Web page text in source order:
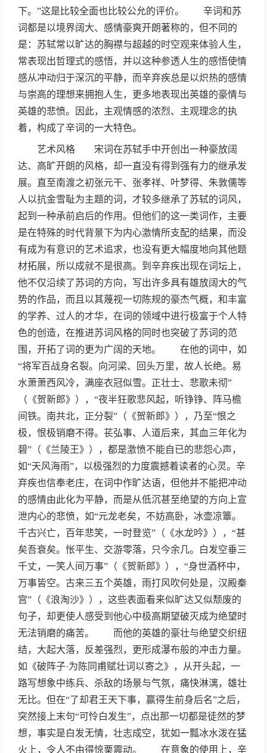
下。”这是比较全面也比较公允的评价。 辛词和苏
词都是以境界阔大、感情豪爽开朗著称的，但不同的
是：苏轼常以旷达的胸襟与超越的时空观来体验人生，
常表现出哲理式的感悟，并以这种参透人生的感悟使情
感从冲动归于深沉的平静，而辛弃疾总是以炽热的感情
与崇高的理想来拥抱人生，更多地表现出英雄的豪情与
英雄的悲愤。因此，主观情感的浓烈、主观理念的执
着，构成了辛词的一大特色。
艺术风格 宋词在苏轼手中开创出一种豪放阔
达、高旷开朗的风格，却一直没有得到强有力的继承发
展。直至南渡之初张元干、张孝祥、叶梦得、朱敦儒等
人以抗金雪耻为主题的词，才较多继承了苏轼的词风，
起到一种承前启后的作用。但他们的这一类词作，主要
是在特殊的时代背景下为内心激情所支配的结果，而没
有成为有意识的艺术追求，也没有更大幅度地向其他题
材拓展，所以成就不是很高。到辛弃疾出现在词坛上，
他不仅沿续了苏词的方向，写出许多具有雄放阔大的气
势的作品，而且以其蔑视一切陈规的豪杰气概，和丰富
的学养、过人的才华，在词的领域中进行极富于个人特
色的创造，在推进苏词风格的同时也突破了苏词的范
围，开拓了词的更为广阔的天地。 在他的词中，如
“将军百战身名裂。向河梁、回头万里，故人长绝。易
水萧萧西风冷，满座衣冠似雪。正壮士、悲歌未彻”
（《贺新郎》），“夜半狂歌悲风起，听铮铮、阵马檐
间铁。南共北，正分裂”（《贺新郎》），乃至“恨之
极，恨极销磨不得。苌弘事、人道后来，其血三年化为
碧”（《兰陵王》），都是激愤不能自已的悲怨心声，
如“天风海雨”，以极强烈的力度震撼着读者的心灵。辛
弃疾也信奉老庄，在词中作旷达语，但他并不能把冲动
的感情由此化为平静，而是从低沉甚至绝望的方向上宣
泄内心的悲愤，如“元龙老矣，不妨高卧，冰壶凉簟。
千古兴亡，百年悲笑，一时登览”（《水龙吟》），“甚
矣吾衰矣。怅平生、交游零落，只今余几。白发空垂三
千丈，一笑人间万事”（《贺新郎》），“身世酒杯中，
万事皆空。古来三五个英雄，雨打风吹何处是，汉殿秦
宫”（《浪淘沙》），这些表面看来似旷达又似颓废的
句子，却更使人感受到他心中极高期望破灭成为绝望时
无法销磨的痛苦。 而他的英雄的豪壮与绝望交织纽
结，大起大落，反差强烈，更形成瀑布般的冲击力量。
如《破阵子·为陈同甫赋壮词以寄之》，从开头起，一
路写想象中练兵、杀敌的场景与气氛，痛快淋漓，雄壮
无比。但在“了却君王天下事，赢得生前身后名”之后，
突然接上末句“可怜白发生”，点出那一切都是徒然的梦
想，事实是白发无情，壮志成空，犹如一瓢冰水泼在猛
火上，令人不由得惊栗震动。 在意象的使用上，辛